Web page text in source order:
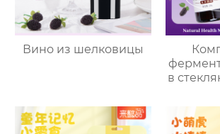
Вино из шелковицы
в